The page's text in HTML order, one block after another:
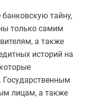
тайну,
только самим
а также
историй на
. Государственным
лицам, а также